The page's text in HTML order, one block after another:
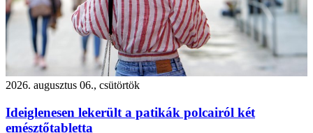
2026. augusztus 06., csütörtök
Ideiglenesen lekerült a patikák polcairól két
emésztőtabletta